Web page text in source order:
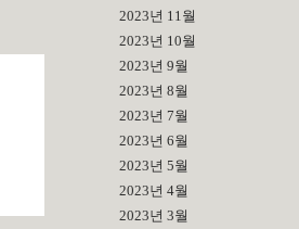
2023년 11월
2023년 10월
2023년 9월
2023년 8월
2023년 7월
2023년 6월
2023년 5월
2023년 4월
2023년 3월